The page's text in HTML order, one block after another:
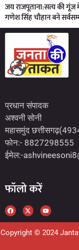
जय राजपूताना:सत्य की गूंज
गणेश सिंह चौहान बने
प्रधान संपादक
अश्वनी सोनी
महासमुंद
फोन:- 8827298555
ईमेल:-
फॉलो करें
Copyright © 2024